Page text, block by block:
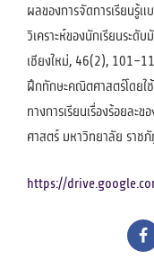
ผลของการจัดการเรียนรู้
วิเคราะห์ของนักเรียนระดั
เชียงใหม่, 46(2),
ฝึกทักษะคณิตศาสตร์โดยใ
ทางการเรียนเรื่องร้อยละ
ศาสตร์ มหาวิทยาลัย ราช
https://